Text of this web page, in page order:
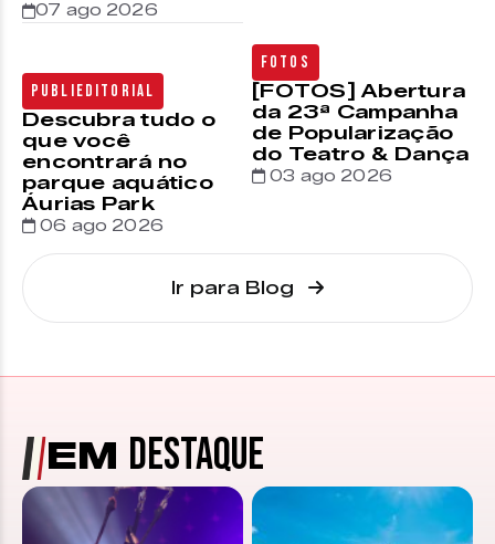
07 ago 2026
Publieditorial
Descubra tudo o
que você
encontrará no
parque aquático
Áurias Park
06 ago 2026
Fotos
[FOTOS] Abertura
da 23ª Campanha
de Popularização
do Teatro & Dança
03 ago 2026
Ir para Blog
EM DESTAQUE